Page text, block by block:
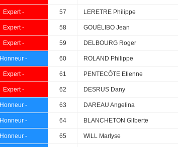
Expert - 57 LERETRE Philippe
Expert - 58 GOUËLIBO Jean
Expert - 59 DELBOURG Roger
Honneur - 60 ROLAND Philippe
Expert - 61 PENTECÔTE Etienne
Expert - 62 DESRUS Dany
Honneur - 63 DAREAU Angelina
Honneur - 64 BLANCHETON Gilberte
Honneur - 65 WILL Marlyse